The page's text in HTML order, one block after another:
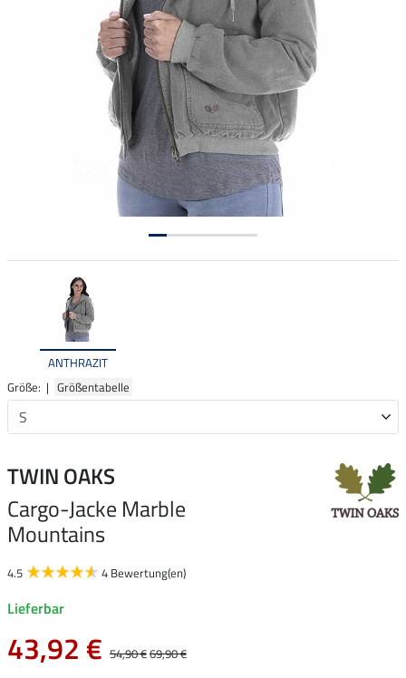
ANTHRAZIT
Größe: | Größentabelle
TWIN OAKS
Cargo-Jacke Marble
Mountains
4.5 4 Bewertung(en)
Lieferbar
43,92 € 54,90 €69,90 €